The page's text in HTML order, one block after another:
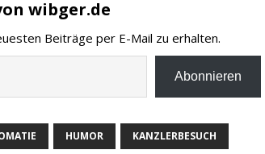
wibger.de
Beiträge per E-Mail zu erhalten.
Abonnieren
HUMOR KANZLERBESUCH